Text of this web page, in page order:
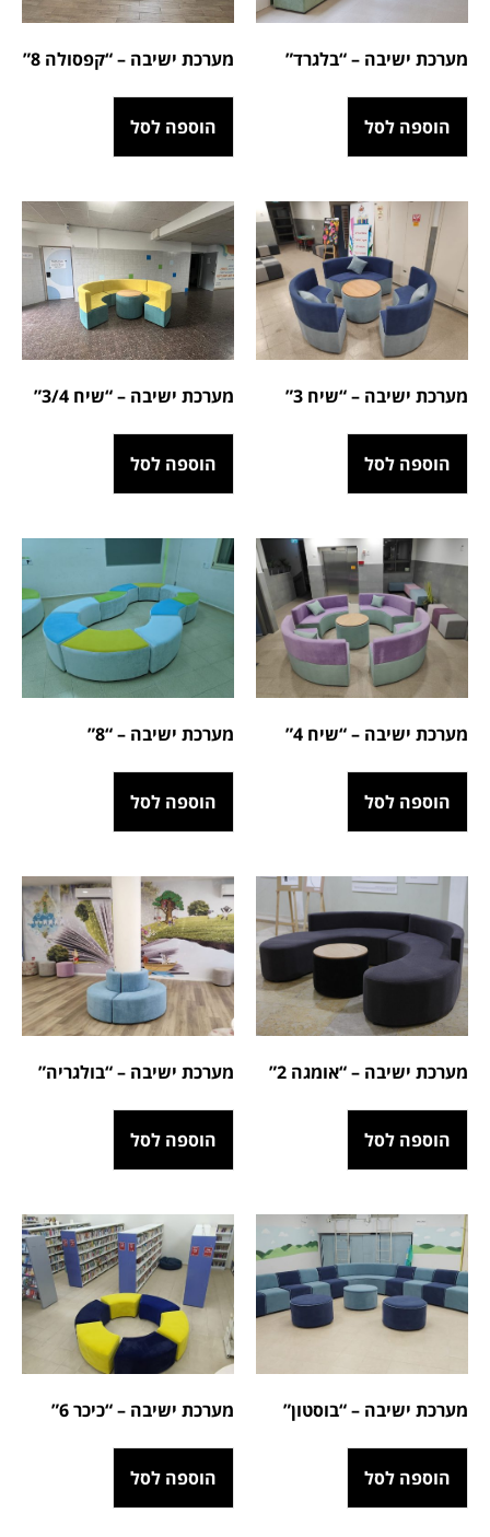
מערכת ישיבה – “בלגרד”
הוספה לסל
מערכת ישיבה – “קפסולה 8”
הוספה לסל
מערכת ישיבה – “שיח 3”
הוספה לסל
מערכת ישיבה – “שיח 3/4”
הוספה לסל
מערכת ישיבה – “שיח 4”
הוספה לסל
מערכת ישיבה – “8”
הוספה לסל
מערכת ישיבה – “אומגה 2”
הוספה לסל
מערכת ישיבה – “בולגריה”
הוספה לסל
מערכת ישיבה – “בוסטון”
הוספה לסל
מערכת ישיבה – “כיכר 6”
הוספה לסל